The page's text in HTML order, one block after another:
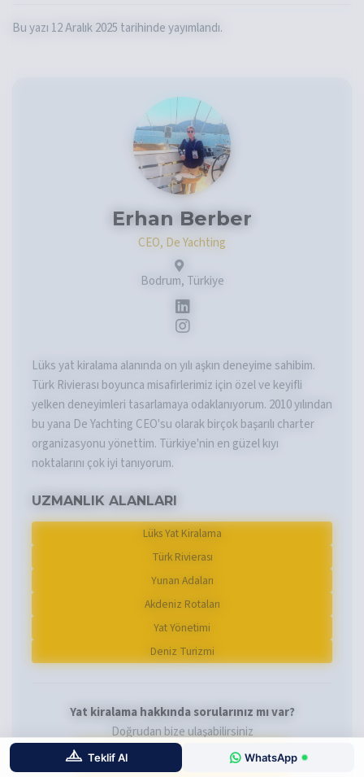
Bu yazı 12 Aralık 2025 tarihinde yayımlandı.
Erhan Berber
CEO, De Yachting
Bodrum, Türkiye
Lüks yat kiralama alanında on yılı aşkın deneyime sahibim.
Türk Rivierası boyunca misafirlerimiz için özel ve keyifli
yelken deneyimleri tasarlamaya odaklanıyorum. 2010 yılından
bu yana De Yachting CEO'su olarak birçok başarılı charter
organizasyonu yönettim. Türkiye'nin en güzel kıyı
noktalarını çok iyi tanıyorum.
UZMANLIK ALANLARI
Lüks Yat Kiralama
Türk Rivierası
Yunan Adaları
Akdeniz Rotaları
Yat Yönetimi
Deniz Turizmi
Yat kiralama hakkında sorularınız mı var?
Doğrudan bize ulaşabilirsiniz
ERHAN ILE İLETIŞIME GEÇIN
Teklif Al WhatsApp